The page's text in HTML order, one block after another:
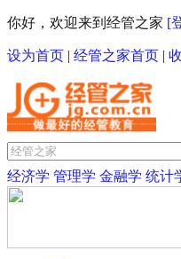
你好，欢迎来到经管之家 [
设为首页 | 经管之家首页 |
经济学 管理学 金融学 统计